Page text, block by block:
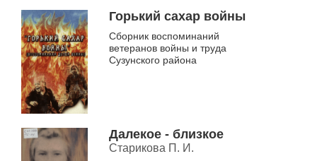
Горький сахар войны
Сборник воспоминаний
ветеранов войны и труда
Сузунского района
Далекое - близкое
Старикова П. И.